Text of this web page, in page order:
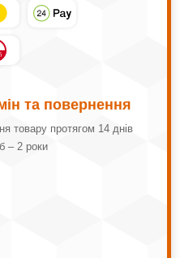
та повернення
товару протягом 14 днів
– 2 роки